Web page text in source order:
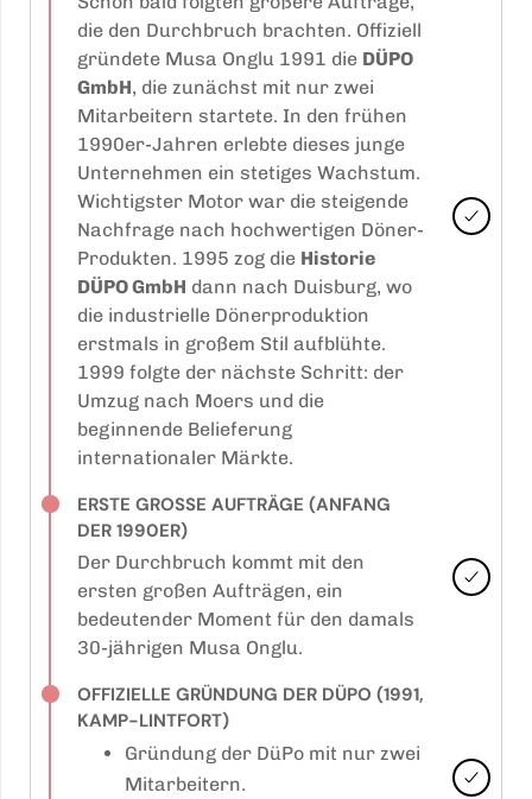
die den Durchbruch brachten. Offiziell
gründete Musa Onglu 1991 die DÜPO
GmbH, die zunächst mit nur zwei
Mitarbeitern startete. In den frühen
1990er-Jahren erlebte dieses junge
Unternehmen ein stetiges Wachstum.
Wichtigster Motor war die steigende
Nachfrage nach hochwertigen Döner-
Produkten. 1995 zog die Historie
DÜPO GmbH dann nach Duisburg, wo
die industrielle Dönerproduktion
erstmals in großem Stil aufblühte.
1999 folgte der nächste Schritt: der
Umzug nach Moers und die
beginnende Belieferung
internationaler Märkte.
ERSTE GROSSE AUFTRÄGE (ANFANG D
ER 1990ER)
Der Durchbruch kommt mit den
ersten großen Aufträgen, ein
bedeutender Moment für den damals
30-jährigen Musa Onglu.
OFFIZIELLE GRÜNDUNG DER DÜPO (1991,
KAMP-LINTFORT)
Gründung der DüPo mit nur zwei
Mitarbeitern.